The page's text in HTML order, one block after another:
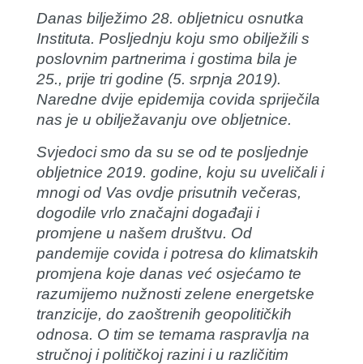
Danas bilježimo 28. obljetnicu osnutka
Instituta. Posljednju koju smo obilježili s
poslovnim partnerima i gostima bila je
25., prije tri godine (5. srpnja 2019).
Naredne dvije epidemija covida spriječila
nas je u obilježavanju ove obljetnice.
Svjedoci smo da su se od te posljednje
obljetnice 2019. godine, koju su uveličali i
mnogi od Vas ovdje prisutnih večeras,
dogodile vrlo značajni događaji i
promjene u našem društvu. Od
pandemije covida i potresa do klimatskih
promjena koje danas već osjećamo te
razumijemo nužnosti zelene energetske
tranzicije, do zaoštrenih geopolitičkih
odnosa. O tim se temama raspravlja na
stručnoj i političkoj razini i u različitim